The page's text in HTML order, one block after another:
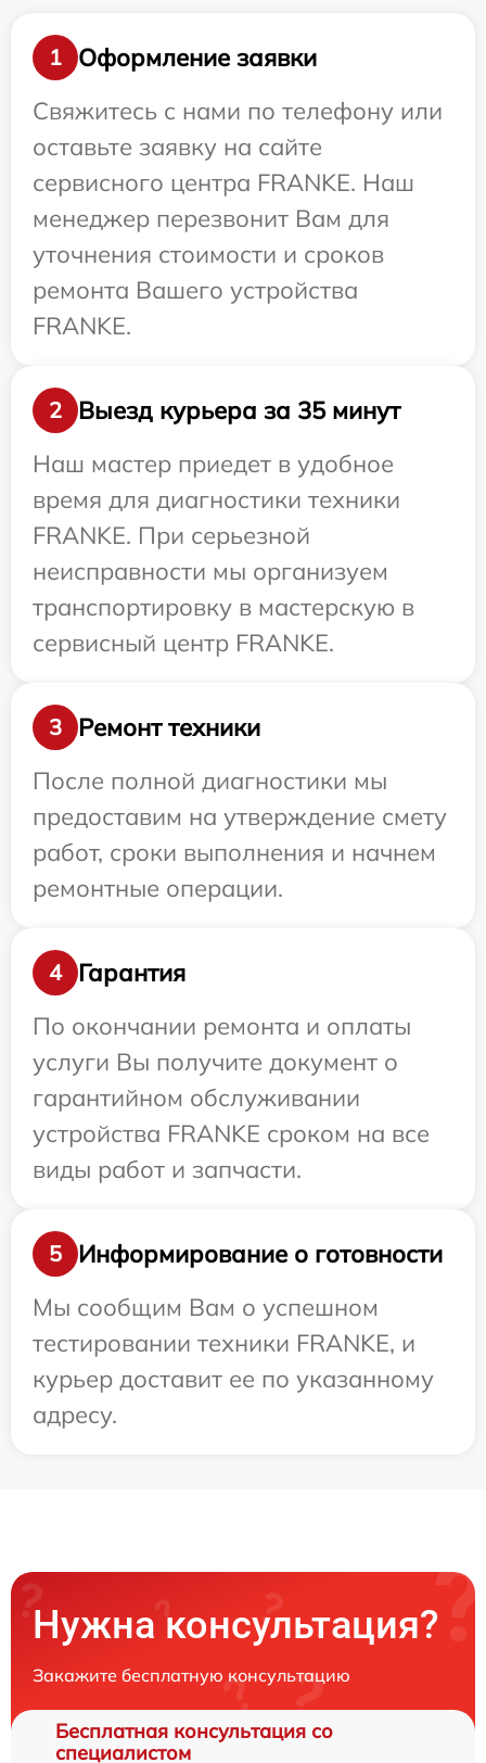
1
Оформление заявки
Свяжитесь с нами по телефону или
оставьте заявку на сайте
сервисного центра FRANKE. Наш
менеджер перезвонит Вам для
уточнения стоимости и сроков
ремонта Вашего устройства
FRANKE.
2
Выезд курьера за 35 минут
Наш мастер приедет в удобное
время для диагностики техники
FRANKE. При серьезной
неисправности мы организуем
транспортировку в мастерскую в
сервисный центр FRANKE.
3
Ремонт техники
После полной диагностики мы
предоставим на утверждение смету
работ, сроки выполнения и начнем
ремонтные операции.
4
Гарантия
По окончании ремонта и оплаты
услуги Вы получите документ о
гарантийном обслуживании
устройства FRANKE сроком на все
виды работ и запчасти.
5
Информирование о готовности
Мы сообщим Вам о успешном
тестировании техники FRANKE, и
курьер доставит ее по указанному
адресу.
Нужна консультация?
Закажите бесплатную консультацию
Бесплатная консультация со
специалистом